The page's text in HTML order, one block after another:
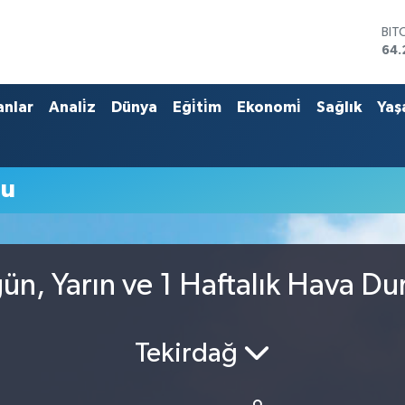
Anali̇z Dünya Eği̇ti̇m Ekonomi̇ Sağlık
Yarın ve 1 Haftalık Hava
Tekirdağ